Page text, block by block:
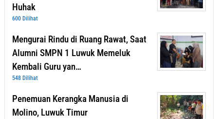
Huhak
600 Dilihat
Mengurai Rindu di Ruang Rawat, Saat
Alumni SMPN 1 Luwuk Memeluk
Kembali Guru yan…
548 Dilihat
Penemuan Kerangka Manusia di
Molino, Luwuk Timur